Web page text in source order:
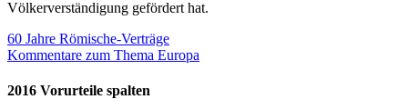
Völkerverständigung gefördert hat.
60 Jahre Römische-Verträge
Kommentare zum Thema Europa
2016 Vorurteile spalten